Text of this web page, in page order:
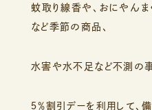
蚊取り線香や、おにやん
など季節の商品、
水害や水不足など不測の
５％割引デーを利用して、